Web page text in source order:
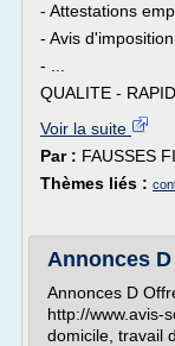
- Attestations
- Avis d'imposition
- ...
QUALITE -
Voir la suite
Par : FAUSSES
Thèmes liés :
Annonces
Annonces D
http://www.avis-
domicile, travail